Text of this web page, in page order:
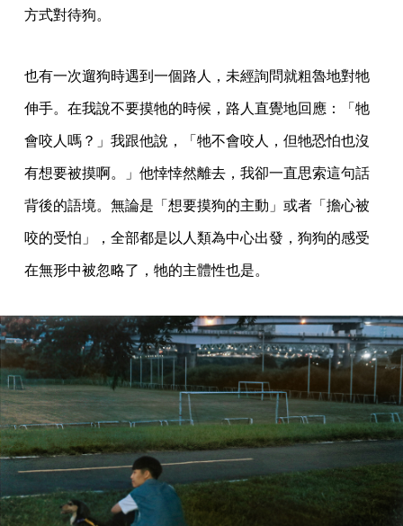
方式對待狗。
也有一次遛狗時遇到一個路人，未經詢問就粗魯地對牠
伸手。在我說不要摸牠的時候，路人直覺地回應：「牠
會咬人嗎？」我跟他說，「牠不會咬人，但牠恐怕也沒
有想要被摸啊。」他悻悻然離去，我卻一直思索這句話
背後的語境。無論是「想要摸狗的主動」或者「擔心被
咬的受怕」，全部都是以人類為中心出發，狗狗的感受
在無形中被忽略了，牠的主體性也是。